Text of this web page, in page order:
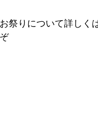
について詳しく